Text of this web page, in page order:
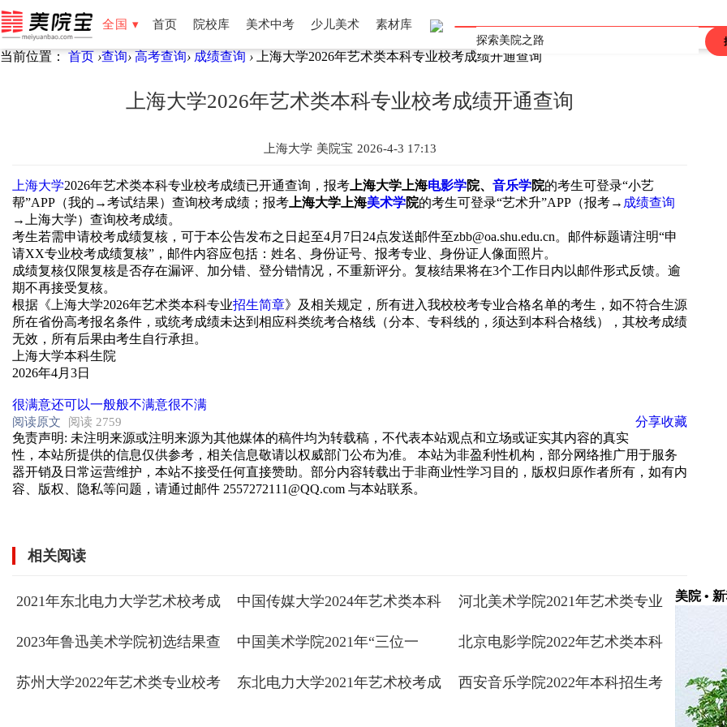
全国 ▾
全国 北京 天津 上海 重庆 辽宁 吉林 黑龙江
云南
新疆 宁夏 西藏 香港 澳门 台湾
首页 院校库 美术中考 少儿美术 素材库
当前位置： 首页 ›查询› 高考查询› 成绩查询 › 上海大学2026年艺术类本科专业校考成绩开通查询
上海大学2026年艺术类本科专业校考成绩开通查询
上海大学 美院宝 2026-4-3 17:13
上海大学2026年艺术类本科专业校考成绩已开通查询，报考 上海大学上海电影学院、 音乐学院的考生可登录“小艺
帮”APP（我的→考试结果）查询校考成绩；报考 上海大学上海美术学院的考生可登录“艺术升”APP（报考→ 成绩查询
→上海大学）查询校考成绩。
考生若需申请校考成绩复核，可于本公告发布之日起至4月7日24点发送邮件至zbb@oa.shu.edu.cn。邮件标题请注明“申
请XX专业校考成绩复核”，邮件内容应包括：姓名、身份证号、报考专业、身份证人像面照片。
成绩复核仅限复核是否存在漏评、加分错、登分错情况，不重新评分。复核结果将在3个工作日内以邮件形式反馈。逾
期不再接受复核。
根据《上海大学2026年艺术类本科专业招生简章》 及相关规定，所有进入我校校考专业合格名单的考生 ， 如不符合生源
所在省份高考报名条件，或统考成绩未达到 相应科类统考合格线 （分本、专科线的，须达到 本科合格线），其校考成绩
无效，所有后果由考生自行承担。
上海大学本科生院
2026年4月3日
很满意还可以一般般不满意很不满
阅读原文 阅读 2759 收藏
分享
免责声明: 未注明来源或注明来源为其他媒体的稿件均为转载稿，不代表本站观点和立场或证实其内容的真实
性，本站所提供的信息仅供参考，相关信息敬请以权威部门公布为准。 本站为非盈利性机构，部分网络推广用于服务
器开销及日常运营维护，本站不接受任何直接赞助。部分内容转载出于非商业性学习目的，版权归原作者所有，如有内
容、版权、隐私等问题，请通过邮件 2557272111@QQ.com 与本站联系。
相关阅读
2021年东北电力大学艺术校考成
中国传媒大学2024年艺术类本科
河北美术学院2021年艺术类专业
2023年鲁迅美术学院初选结果查
中国美术学院2021年“三位一
入围考生名单公示 ... ... . ...
北京电影学院2022年艺术类本科
苏州大学2022年艺术类专业校考
东北电力大学2021年艺术校考成
西安音乐学院2022年本科招生考
美院 •